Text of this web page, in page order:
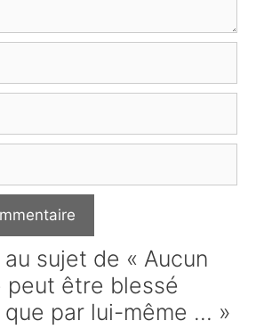
sujet de « Aucun
peut être blessé
par lui-même … »